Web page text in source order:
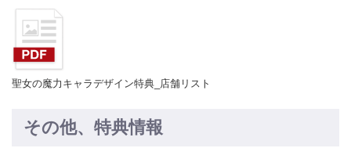
聖女の魔力キャラデザイン特典_店舗リスト
その他、特典情報